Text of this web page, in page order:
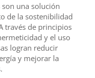
son una solución
de la sostenibilidad
través de principios
y el uso
logran reducir
y mejorar la